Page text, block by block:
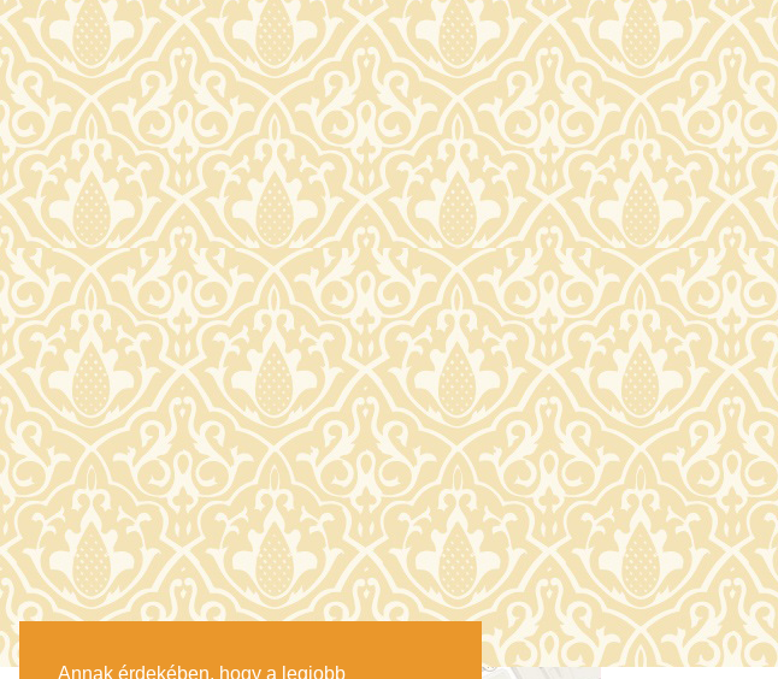
Annak érdekében, hogy a legjobb